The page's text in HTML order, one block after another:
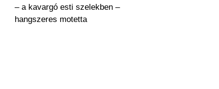
– a kavargó esti szelekben –
hangszeres motetta